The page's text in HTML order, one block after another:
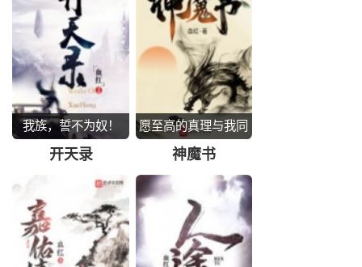
我族，誓不为奴！
开天录
愿至高的真理与我同
在
神魔书